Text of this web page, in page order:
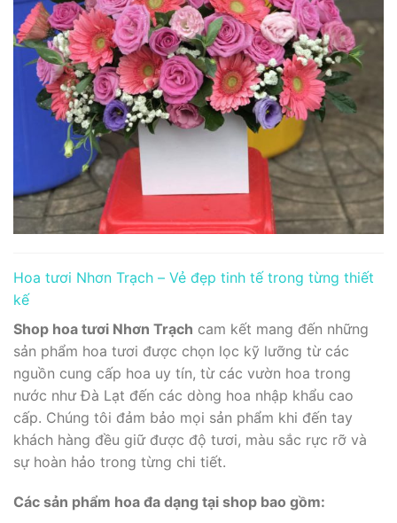
Hoa tươi Nhơn Trạch – Vẻ đẹp tinh tế trong từng thiết
kế
Shop hoa tươi Nhơn Trạch cam kết mang đến những
sản phẩm hoa tươi được chọn lọc kỹ lưỡng từ các
nguồn cung cấp hoa uy tín, từ các vườn hoa trong
nước như Đà Lạt đến các dòng hoa nhập khẩu cao
cấp. Chúng tôi đảm bảo mọi sản phẩm khi đến tay
khách hàng đều giữ được độ tươi, màu sắc rực rỡ và
sự hoàn hảo trong từng chi tiết.
Các sản phẩm hoa đa dạng tại shop bao gồm: